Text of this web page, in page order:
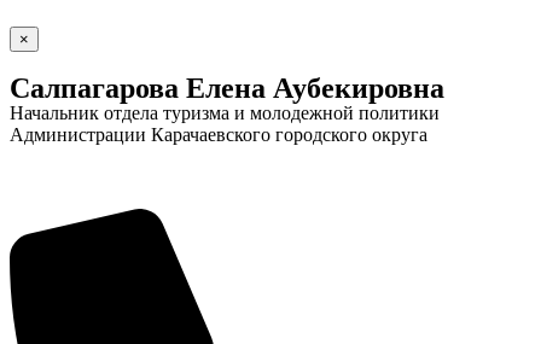
×
Салпагарова Елена Аубекировна
Начальник отдела туризма и молодежной политики
Администрации Карачаевского городского округа